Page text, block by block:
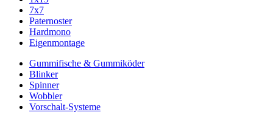
7x7
Paternoster
Hardmono
Eigenmontage
Gummifische & Gummiköder
Blinker
Spinner
Wobbler
Vorschalt-Systeme